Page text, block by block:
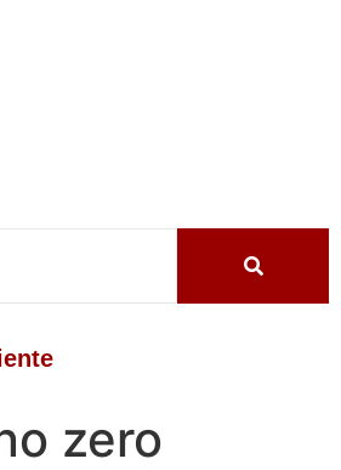
zero